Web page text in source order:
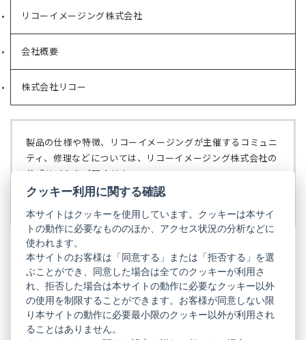
リコーイメージング株式会社
（新
タ
ブ
で
開
く）
会社概要
（新
タ
ブ
で
く）
株式会社リコー
（新
ブ
で
開
製品の仕様や特徴、リコーイメージングが主催するコミュニ
ティ、修理などについては、リコーイメージング株式会社の
公式サイトをご覧ください。
リコーイメージング株式会社の公式サイト
（新
し
い
タ
ブ
で
開
く）
PENTAX
PENTAX
の
公
式
LINE（新
PENTAX
の
公
PENTAX
の
公
PENTAX
の
公
PENTAX
の
公
クッキー利用に関する確認
本サイトはクッキーを使用しています。クッキーは本サイ
トの動作に必要なもののほか、アクセス状況の分析などに
使われます。
本サイトのお客様は「同意する」または「拒否する」を選
ぶことができ、同意した場合は全てのクッキーが利用さ
れ、拒否した場合は本サイトの動作に必要なクッキー以外
の使用を制限することができます。お客様が同意しない限
り本サイトの動作に必要最小限のクッキー以外が利用され
ることはありません。